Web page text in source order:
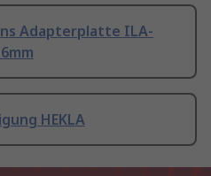
Adapterplatte ILA-
HEKLA